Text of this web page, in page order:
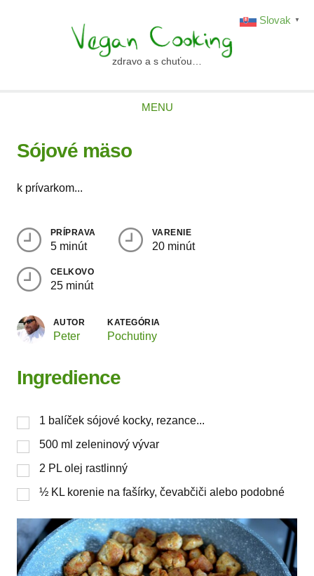
vegancooking.skzdravo a s chuťou…
MENU
Sójové mäso
k prívarkom...
PRÍPRAVA
5 minút
VARENIE
20 minút
CELKOVO
25 minút
AUTOR
Peter
KATEGÓRIA
Pochutiny
Ingredience
1 balíček sójové kocky, rezance...
500 ml zeleninový vývar
2 PL olej rastlinný
½ KL korenie na fašírky, čevabčiči alebo podobné
Slovak ▼